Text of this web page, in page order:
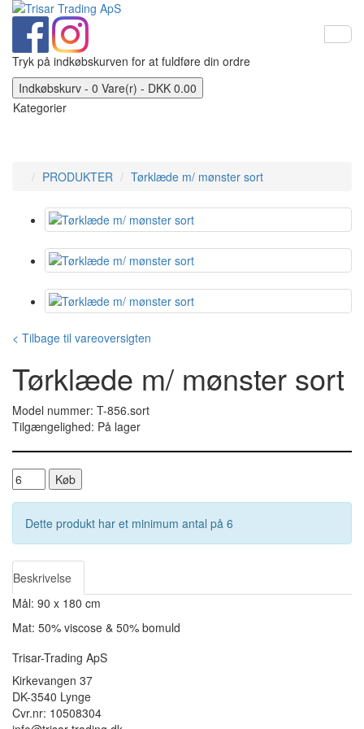
Tryk på indkøbskurven for at fuldføre din ordre
Indkøbskurv - 0 Vare(r) - DKK 0.00
Kategorier
PRODUKTER Tørklæde m/ mønster sort
< Tilbage til vareoversigten
Tørklæde m/ mønster sort
Model nummer: T-856.sort
Tilgængelighed: På lager
Køb
Dette produkt har et minimum antal på 6
Beskrivelse
Mål: 90 x 180 cm
Mat: 50% viscose & 50% bomuld
Trisar-Trading ApS
Kirkevangen 37
DK-3540 Lynge
Cvr.nr: 10508304